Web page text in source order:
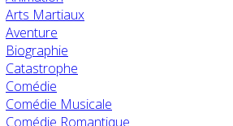
Arts Martiaux
Aventure
Biographie
Catastrophe
Comédie
Comédie Musicale
Comédie Romantique